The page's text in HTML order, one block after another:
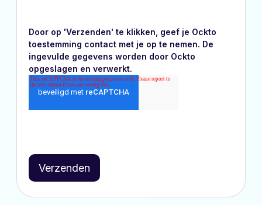
Door op 'Verzenden' te klikken, geef je Ockto
toestemming contact met je op te nemen. De
ingevulde gegevens worden door Ockto
opgeslagen en verwerkt.